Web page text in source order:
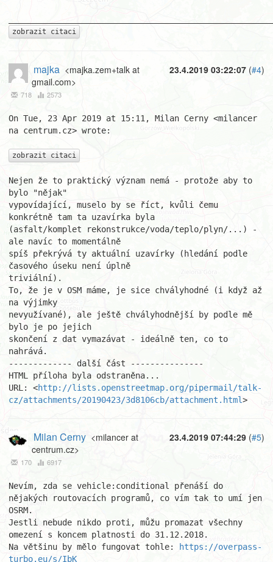
zobrazit citaci
23.4.2019 03:22:07 (#4)
majka <majka.zem+talk at
gmail.com>
718 2573
On Tue, 23 Apr 2019 at 15:11, Milan Cerny <milancer
na centrum.cz> wrote:
zobrazit citaci
Nejen že to praktický význam nemá - protože aby to
bylo "nějak"
vypovídající, muselo by se říct, kvůli čemu
konkrétně tam ta uzavírka byla
(asfalt/komplet rekonstrukce/voda/teplo/plyn/...) -
ale navíc to momentálně
spíš překrývá ty aktuální uzavírky (hledání podle
časového úseku není úplně
triviální).
To, že je v OSM máme, je sice chvályhodné (i když až
na výjimky
nevyužívané), ale ještě chvályhodnější by podle mě
bylo je po jejich
skončení z dat vymazávat - ideálně ten, co to
nahrává.
------------- další část ---------------
HTML příloha byla odstraněna...
URL: <http://lists.openstreetmap.org/pipermail/talk-
cz/attachments/20190423/3d8106cb/attachment.html>
23.4.2019 07:44:29 (#5)
Milan Cerny <milancer at
centrum.cz>
170 6917
Nevím, zda se vehicle:conditional přenáší do
nějakých routovacích programů, co vím tak to umí jen
OSRM.
Jestli nebude nikdo proti, můžu promazat všechny
omezení s koncem platnosti do 31.12.2018.
Na většinu by mělo fungovat tohle:
https://overpass-
turbo.eu/s/IbK